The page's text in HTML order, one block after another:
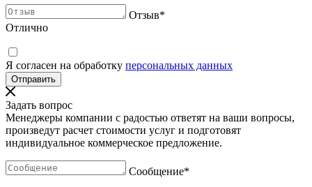
Отзыв*
Отлично
Я согласен на обработку персональных данных
Задать вопрос
Менеджеры компании с радостью ответят на ваши вопросы,
произведут расчет стоимости услуг и подготовят
индивидуальное коммерческое предложение.
Сообщение*